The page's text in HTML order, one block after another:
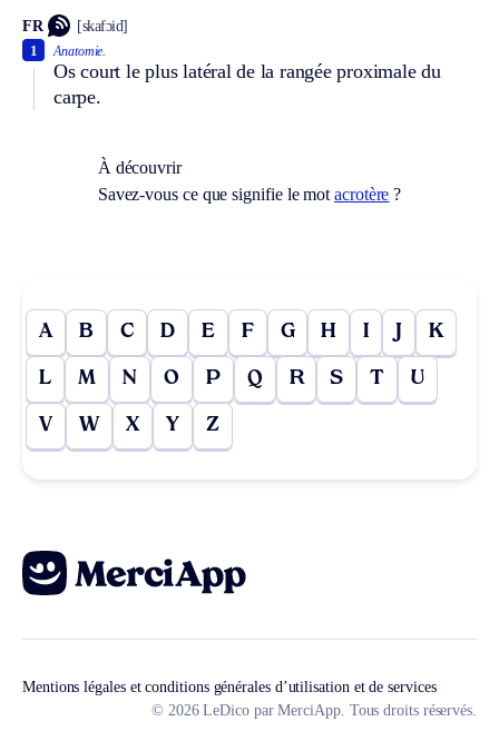
FR [skafɔid]
Anatomie.
Os court le plus latéral de la rangée proximale du
carpe.
1
À découvrir
Savez-vous ce que signifie le motacrotère ?
A B C D E F G H I J K
L M N O P Q R S T U
V W X Y Z
Mentions légales et conditions générales d’utilisation et de services
© 2026 LeDico par MerciApp. Tous droits réservés.